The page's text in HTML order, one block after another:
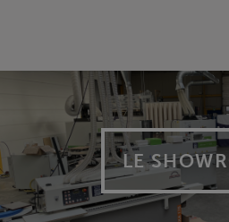
LE